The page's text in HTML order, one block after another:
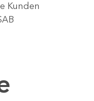
Kunden